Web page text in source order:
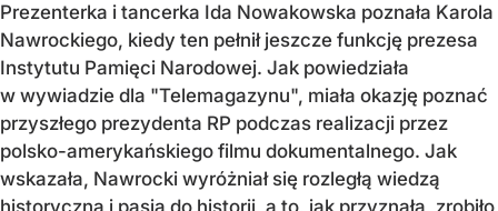
Prezenterka i tancerka Ida Nowakowska poznała Karola
Nawrockiego, kiedy ten pełnił jeszcze funkcję prezesa
Instytutu Pamięci Narodowej. Jak powiedziała
w wywiadzie dla "Telemagazynu", miała okazję poznać
przyszłego prezydenta RP podczas realizacji przez
polsko-amerykańskiego filmu dokumentalnego. Jak
wskazała, Nawrocki wyróżniał się rozległą wiedzą